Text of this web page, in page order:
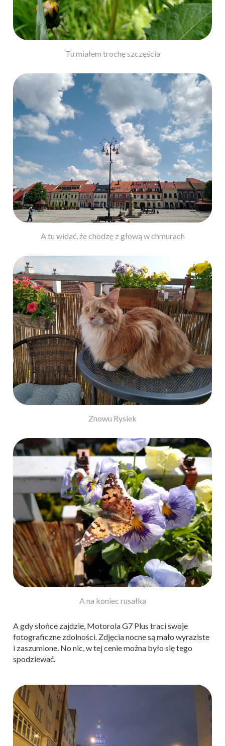
Tu miałem trochę szczęścia
A tu widać, że chodzę z głową w chmurach
Znowu Rysiek
A na koniec rusałka
A gdy słońce zajdzie, Motorola G7 Plus traci swoje
fotograficzne zdolności. Zdjęcia nocne są mało wyraziste
i zaszumione. No nic, w tej cenie można było się tego
spodziewać.